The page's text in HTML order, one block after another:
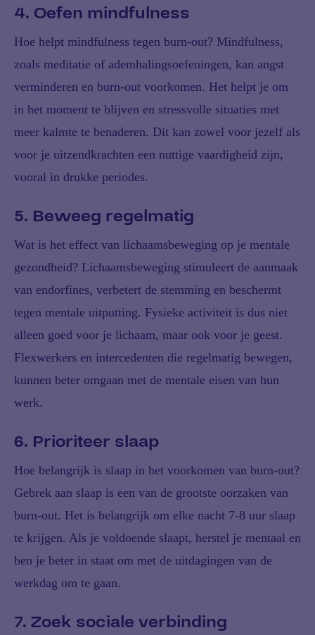
4. Oefen mindfulness
Hoe helpt mindfulness tegen burn-out? Mindfulness,
zoals meditatie of ademhalingsoefeningen, kan angst
verminderen en burn-out voorkomen. Het helpt je om
in het moment te blijven en stressvolle situaties met
meer kalmte te benaderen. Dit kan zowel voor jezelf als
voor je uitzendkrachten een nuttige vaardigheid zijn,
vooral in drukke periodes.
5. Beweeg regelmatig
Wat is het effect van lichaamsbeweging op je mentale
gezondheid? Lichaamsbeweging stimuleert de aanmaak
van endorfines, verbetert de stemming en beschermt
tegen mentale uitputting. Fysieke activiteit is dus niet
alleen goed voor je lichaam, maar ook voor je geest.
Flexwerkers en intercedenten die regelmatig bewegen,
kunnen beter omgaan met de mentale eisen van hun
werk.
6. Prioriteer slaap
Hoe belangrijk is slaap in het voorkomen van burn-out?
Gebrek aan slaap is een van de grootste oorzaken van
burn-out. Het is belangrijk om elke nacht 7-8 uur slaap
te krijgen. Als je voldoende slaapt, herstel je mentaal en
ben je beter in staat om met de uitdagingen van de
werkdag om te gaan.
7. Zoek sociale verbinding